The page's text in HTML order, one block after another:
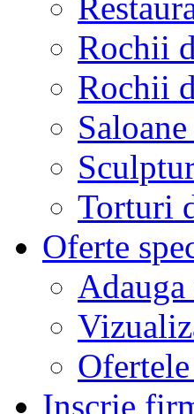
Rochii
Rochii
Torturi
Oferte
Inscrie